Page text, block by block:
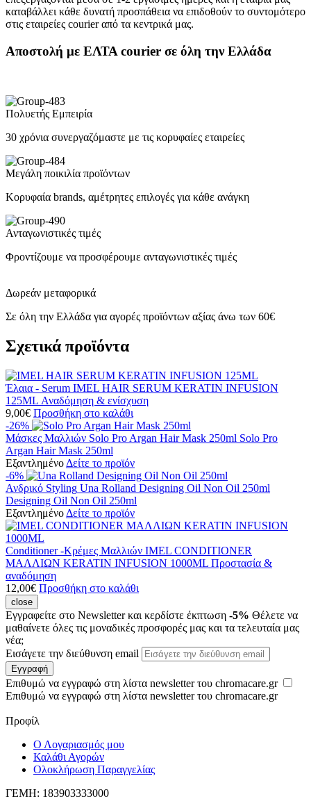
καταβάλλει κάθε δυνατή προσπάθεια να επιδοθούν το συντομότερο
στις εταιρείες courier από τα κεντρικά μας.
Αποστολή με ΕΛΤΑ courier σε όλη την Ελλάδα
Πολυετής Εμπειρία
30 χρόνια συνεργαζόμαστε με τις κορυφαίες εταιρείες
Μεγάλη ποικιλία προϊόντων
Κορυφαία brands, αμέτρητες επιλογές για κάθε ανάγκη
Ανταγωνιστικές τιμές
Φροντίζουμε να προσφέρουμε ανταγωνιστικές τιμές
Δωρεάν μεταφορικά
Σε όλη την Ελλάδα για αγορές προϊόντων αξίας άνω των 60€
Σχετικά προϊόντα
Έλαια - Serum IMEL HAIR SERUM KERATIN INFUSION
125ML Αναδόμηση & ενίσχυση
9,00€ Προσθήκη στο καλάθι
-26%
Μάσκες Μαλλιών Solo Pro Argan Hair Mask 250ml Solo Pro
Argan Hair Mask 250ml
Εξαντλημένο Δείτε το προϊόν
-6%
Ανδρικό Styling Una Rolland Designing Oil Non Oil 250ml
Designing Oil Non Oil 250ml
Εξαντλημένο Δείτε το προϊόν
Conditioner -Κρέμες Μαλλιών IMEL CONDITIONER
ΜΑΛΛΙΩΝ KERATIN INFUSION 1000ML Προστασία &
αναδόμηση
12,00€ Προσθήκη στο καλάθι
close
Εγγραφείτε στο Newsletter και κερδίστε έκπτωση -5% Θέλετε να
μαθαίνετε όλες τις μοναδικές προσφορές μας και τα τελευταία μας
νέα;
Εισάγετε την διεύθυνση email
Εγγραφή
Επιθυμώ να εγγραφώ στη λίστα newsletter του chromacare.gr
Επιθυμώ να εγγραφώ στη λίστα newsletter του chromacare.gr
Προφίλ
Ο Λογαριασμός μου
Καλάθι Αγορών
Ολοκλήρωση Παραγγελίας
ΓΕΜΗ: 183903333000